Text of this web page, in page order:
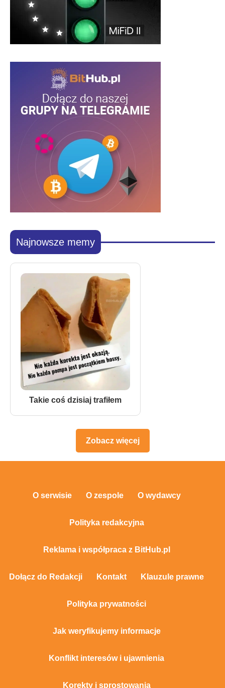
Najnowsze memy
Takie coś dzisiaj trafiłem
Zobacz więcej
O serwisie O zespole O wydawcy
Polityka redakcyjna
Reklama i współpraca z BitHub.pl
Dołącz do Redakcji Kontakt Klauzule prawne
Polityka prywatności
Jak weryfikujemy informacje
Konflikt interesów i ujawnienia
Korekty i sprostowania